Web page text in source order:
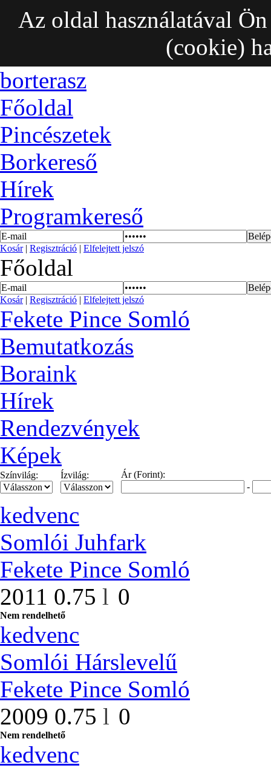
Az oldal használatával
(cookie)
borterasz
Főoldal
Pincészetek
Borkereső
Hírek
Programkereső
Kosár| Regisztráció | Elfelejtett jelszó
Főoldal
Kosár| Regisztráció | Elfelejtett jelszó
Fekete Pince Somló
Bemutatkozás
Boraink
Hírek
Rendezvények
Képek
Színvilág: Ízvilág:
Ár (Forint):
-
kedvenc
Somlói Juhfark
Fekete Pince Somló
2011 0.75 l 0
Nem rendelhető
kedvenc
Somlói Hárslevelű
Fekete Pince Somló
2009 0.75 l 0
Nem rendelhető
kedvenc